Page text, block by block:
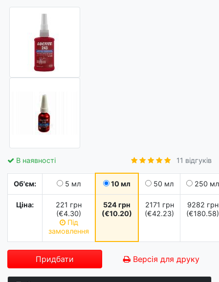
11 відгуків
В наявності
Об'єм: 5 мл 10 мл 50 мл 250 мл
Ціна:
221 грн
(€4.30)
Під
замовлення
524 грн
(€10.20)
2171 грн
(€42.23)
9282 грн
(€180.58)
Придбати Версія для друку